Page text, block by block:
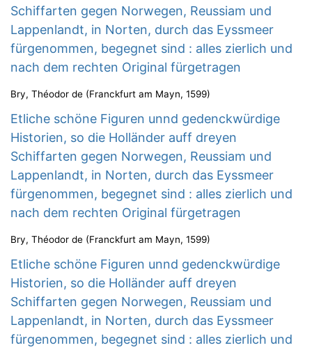
Schiffarten gegen Norwegen, Reussiam und
Lappenlandt, in Norten, durch das Eyssmeer
fürgenommen, begegnet sind : alles zierlich und
nach dem rechten Original fürgetragen
Bry, Théodor de (Franckfurt am Mayn, 1599)
Etliche schöne Figuren unnd gedenckwürdige
Historien, so die Holländer auff dreyen
Schiffarten gegen Norwegen, Reussiam und
Lappenlandt, in Norten, durch das Eyssmeer
fürgenommen, begegnet sind : alles zierlich und
nach dem rechten Original fürgetragen
Bry, Théodor de (Franckfurt am Mayn, 1599)
Etliche schöne Figuren unnd gedenckwürdige
Historien, so die Holländer auff dreyen
Schiffarten gegen Norwegen, Reussiam und
Lappenlandt, in Norten, durch das Eyssmeer
fürgenommen, begegnet sind : alles zierlich und